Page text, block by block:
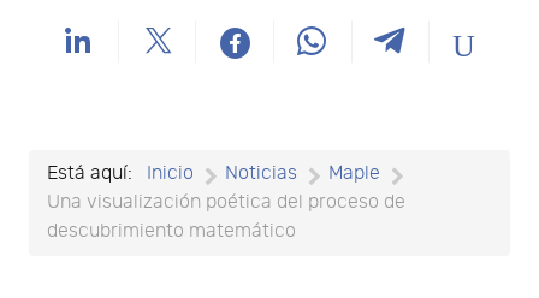
Está aquí: Inicio Noticias
Maple
Una visualización poética del proceso de
descubrimiento matemático